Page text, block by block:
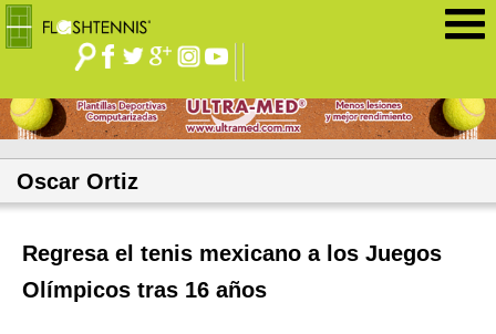
Oscar Ortiz
Regresa el tenis mexicano a los Juegos
Olímpicos tras 16 años